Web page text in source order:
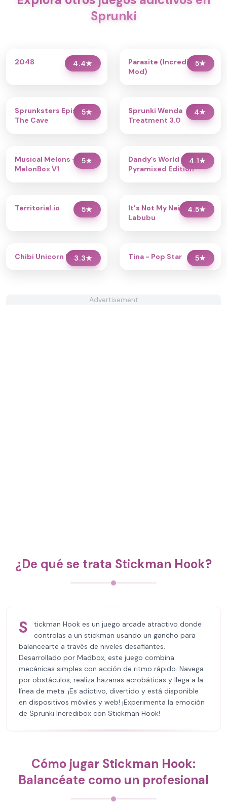
Sprunki
4.4★
2048 5★
Parasite (Incredibox
Mod)
5★
Sprunksters Episode 2:
The Cave
4★
Sprunki Wenda
Treatment 3.0
5★
Musical Melons –
MelonBox V1
4.1★
Dandy’s World
Pyramixed Edition
5★
Territorial.io 4.5★
It's Not My Neighbor:
Labubu
3.3★
Chibi Unicorn Dress Up 5★
Tina - Pop Star
Advertisement
¿De qué se trata Stickman Hook?
S
tickman Hook es un juego arcade atractivo donde
controlas a un stickman usando un gancho para
balancearte a través de niveles desafiantes.
Desarrollado por Madbox, este juego combina
mecánicas simples con acción de ritmo rápido. Navega
por obstáculos, realiza hazañas acrobáticas y llega a la
línea de meta. ¡Es adictivo, divertido y está disponible
en dispositivos móviles y web! ¡Experimenta la emoción
de Sprunki Incredibox con Stickman Hook!
Cómo jugar Stickman Hook:
Balancéate como un profesional